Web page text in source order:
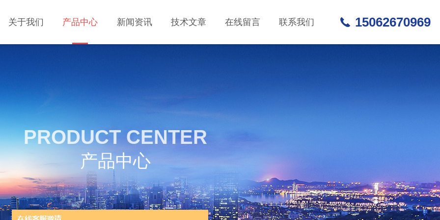
关于我们 产品中心 新闻资讯 技术文章 在线留言 联系我们 15062670969
PRODUCT CENTER
产品中心